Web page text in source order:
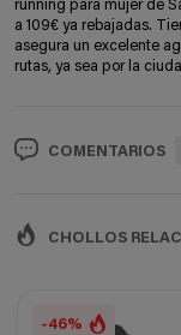
running para mujer de
a 109€ ya rebajadas.
asegura un excelente
rutas, ya sea por la
COMENTARIOS
CHOLLOS
-46%